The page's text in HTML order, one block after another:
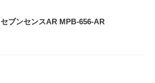
セブンセンスAR MPB-656-AR